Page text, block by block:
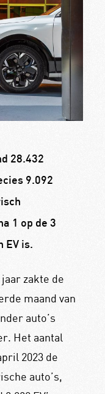
28.432
9.092
1 op de 3
EV is.
zakte de
maand van
auto’s
Het aantal
2023 de
auto’s,